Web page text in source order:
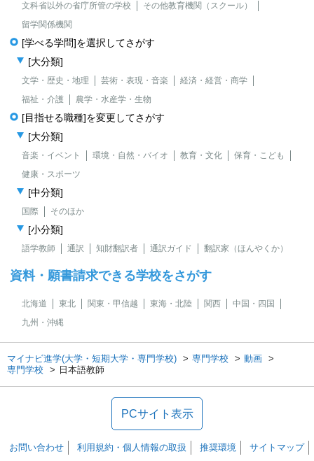
文科省以外の省庁所管の学校
その他教育機関（スクール）
留学関係機関
[学べる学問]を選択してさがす
[大分類]
文学・歴史・地理 芸術・表現・音楽
経済・経営・商学
福祉・介護
農学・水産学・生物
[目指せる職種]を変更してさがす
[大分類]
音楽・イベント 環境・自然・バイオ 教育・文化
保育・こども
健康・スポーツ
[中分類]
国際 そのほか
[小分類]
語学教師 通訳 知財翻訳者 通訳ガイド 翻訳家（ほんやくか）
資料・願書請求できる学校をさがす
北海道 東北 関東・甲信越 東海・北陸 関西
中国・四国
九州・沖縄
マイナビ進学(大学・短期大学・専門学校) 専門学校
動画
専門学校
日本語教師
PCサイト表示
お問い合わせ 利用規約・個人情報の取扱 推奨環境 サイトマップ